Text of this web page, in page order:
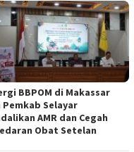
BBPOM di Makassar
Pemkab Selayar
AMR dan Cegah
Obat Setelan